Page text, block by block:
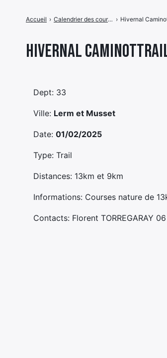
Hivernal
Accueil › Calendrier des courses › Hivernal
Dept: 33
Ville: Lerm et Musset
Date: 01/02/2025
Type: Trail
Distances: 13km et 9km
Informations: Courses nature de
Contacts: Florent TORREGARAY